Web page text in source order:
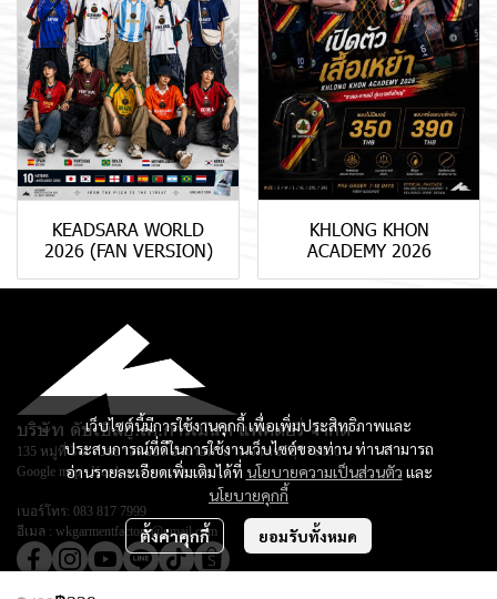
KEADSARA WORLD
2026 (FAN VERSION)
KHLONG KHON
ACADEMY 2026
เว็บไซต์นี้มีการใช้งานคุกกี้ เพื่อเพิ่มประสิทธิภาพและ
ประสบการณ์ที่ดีในการใช้งานเว็บไซต์ของท่าน ท่านสามารถ
อ่านรายละเอียดเพิ่มเติมได้ที่ นโยบายความเป็นส่วนตัว และ
นโยบายคุกกี้
ตั้งค่าคุกกี้ ยอมรับทั้งหมด
บริษัท ดับเบิลยู.เค.การ์เม้นท์ แฟคตอรี่ จำกัด
135 หมู่ที่ 3 ตำบลยางหย่อง อำเภอท่ายาง จ.เพชรบุรี 76130
Google map : Keadsara Sport Design
เบอร์โทร: 083 817 7999
อีเมล : wkgarmentfactory@gmail.com